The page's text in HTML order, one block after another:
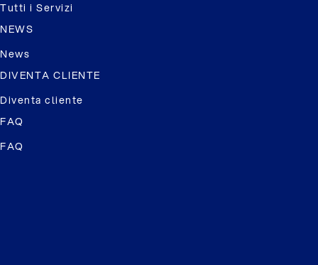
Tutti i Servizi
NEWS
News
DIVENTA CLIENTE
Diventa cliente
FAQ
FAQ